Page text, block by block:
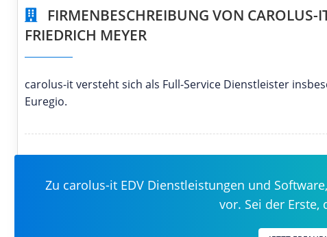
FIRMENBESCHREIBUNG VON
FRIEDRICH MEYER
carolus-it versteht sich als Full-Service Dienstleister
Euregio.
Zu carolus-it EDV Dienstleistungen und
vor. Sei der